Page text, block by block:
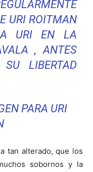
URI ROITMAN
A URI EN LA
, ANTES
LIBERTAD
tan alterado, que los
sobornos y la